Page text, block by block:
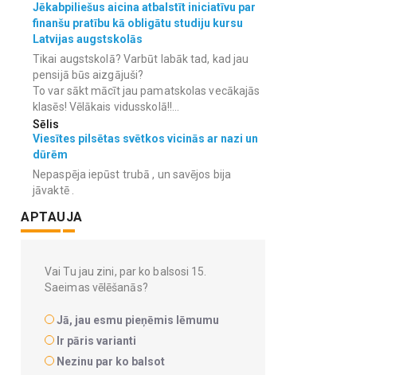
Jēkabpiliešus aicina atbalstīt iniciatīvu par
finanšu pratību kā obligātu studiju kursu
Latvijas augstskolās
Tikai augstskolā? Varbūt labāk tad, kad jau
pensijā būs aizgājuši?
To var sākt mācīt jau pamatskolas vecākajās
klasēs! Vēlākais vidusskolā!!...
Sēlis
Viesītes pilsētas svētkos vicinās ar nazi un
dūrēm
Nepaspēja iepūst trubā , un savējos bija
jāvaktē .
APTAUJA
Vai Tu jau zini, par ko balsosi 15.
Saeimas vēlēšanās?
Jā, jau esmu pieņēmis lēmumu
Ir pāris varianti
Nezinu par ko balsot